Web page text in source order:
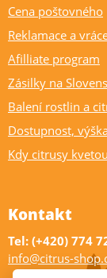
Cena poštovného
Reklamace a
Afilliate program
Zásilky na
Balení rostlin a
Dostupnost,
Kdy citrusy
Kontakt
Tel: (+420) 774
info@citrus-